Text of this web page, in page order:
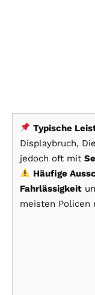
Typische
Displaybruch,
jedoch oft mit
Häufige
Fahrlässigkeit
meisten Policen